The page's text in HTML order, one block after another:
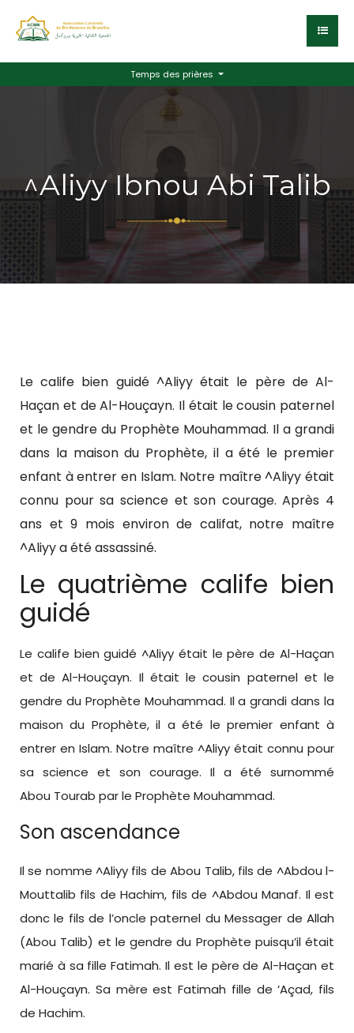
Temps des prières
^Aliyy Ibnou Abi Talib
Le calife bien guidé ^Aliyy était le père de Al-
Haçan et de Al-Houçayn. Il était le cousin paternel
et le gendre du Prophète Mouhammad. Il a grandi
dans la maison du Prophète, il a été le premier
enfant à entrer en Islam. Notre maître ^Aliyy était
connu pour sa science et son courage. Après 4
ans et 9 mois environ de califat, notre maître
^Aliyy a été assassiné.
Le quatrième calife bien
guidé
Le calife bien guidé ^Aliyy était le père de Al-Haçan
et de Al-Houçayn. Il était le cousin paternel et le
gendre du Prophète Mouhammad. Il a grandi dans la
maison du Prophète, il a été le premier enfant à
entrer en Islam. Notre maître ^Aliyy était connu pour
sa science et son courage. Il a été surnommé
Abou Tourab par le Prophète Mouhammad.
Son ascendance
Il se nomme ^Aliyy fils de Abou Talib, fils de ^Abdou l-
Mouttalib fils de Hachim, fils de ^Abdou Manaf. Il est
donc le fils de l’oncle paternel du Messager de Allah
(Abou Talib) et le gendre du Prophète puisqu’il était
marié à sa fille Fatimah. Il est le père de Al-Haçan et
Al-Houçayn. Sa mère est Fatimah fille de ‘Açad, fils
de Hachim.